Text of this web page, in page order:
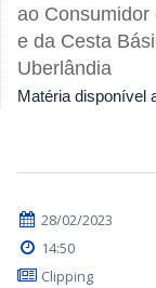
ao Consumidor
e da Cesta
Uberlândia
Matéria disponível
28/02/2023
14:50
Clipping